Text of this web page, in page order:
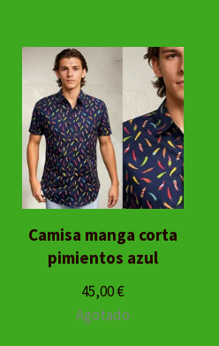
Camisa manga corta
pimientos azul
45,00€
Agotado